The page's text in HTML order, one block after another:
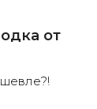
от